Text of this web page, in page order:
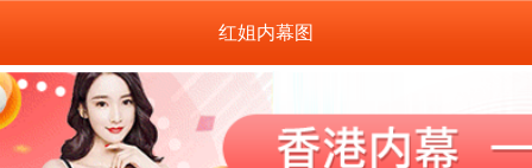
红姐内幕图